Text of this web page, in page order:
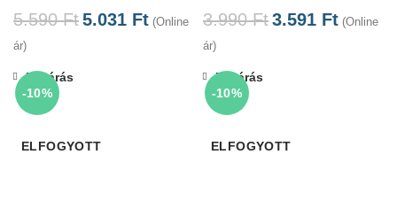
5.590Ft5.031 Ft (Online
ár)
3.990Ft3.591 Ft (Online
ár)
-10%
ELFOGYOTT
Bezárás
-10%
ELFOGYOTT
Bezárás